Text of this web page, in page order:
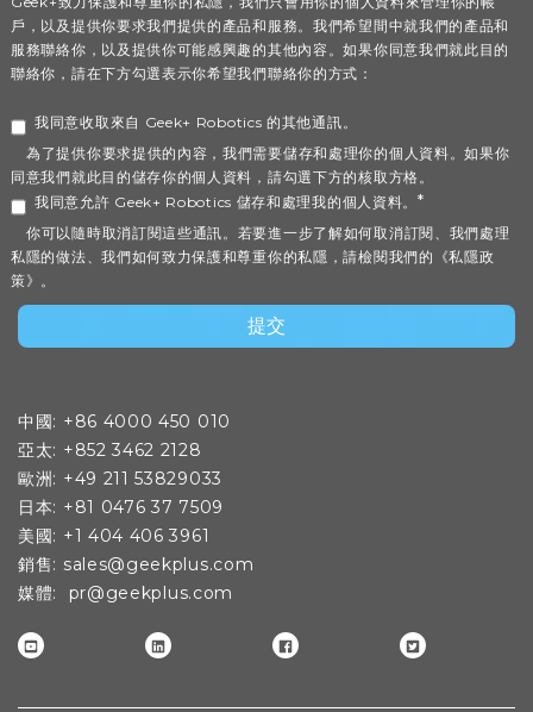
戶，以及提供你要求我們提供的產品和服務。我們希望間中就我們的產品和
服務聯絡你，以及提供你可能感興趣的其他內容。如果你同意我們就此目的
聯絡你，請在下方勾選表示你希望我們聯絡你的方式：
我同意收取來自 Geek+ Robotics 的其他通訊。
為了提供你要求提供的內容，我們需要儲存和處理你的個人資料。如果你
同意我們就此目的儲存你的個人資料，請勾選下方的核取方格。
我同意允許 Geek+ Robotics 儲存和處理我的個人資料。*
你可以隨時取消訂閱這些通訊。若要進一步了解如何取消訂閱、我們處理
私隱的做法、我們如何致力保護和尊重你的私隱，請檢閱我們的《私隱政
策》。
中國: +86 4000 450 010
亞太: +852 3462 2128
歐洲: +49 211 53829033
日本: +81 0476 37 7509
美國: +1 404 406 3961
銷售: sales@geekplus.com
媒體: pr@geekplus.com